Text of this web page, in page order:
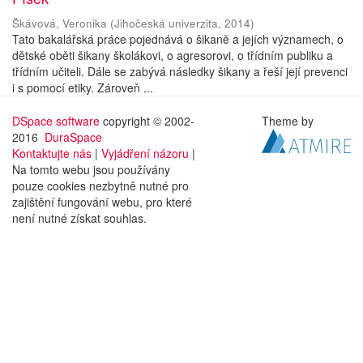
Škávová, Veronika (Jihočeská univerzita, 2014)
Tato bakalářská práce pojednává o šikaně a jejích významech, o
dětské oběti šikany školákovi, o agresorovi, o třídním publiku a
třídním učiteli. Dále se zabývá následky šikany a řeší její prevenci
i s pomocí etiky. Zároveň ...
DSpace software copyright © 2002-
2016 DuraSpace
Kontaktujte nás | Vyjádření názoru |
Na tomto webu jsou používány
pouze cookies nezbytně nutné pro
zajištění fungování webu, pro které
není nutné získat souhlas.
Theme by